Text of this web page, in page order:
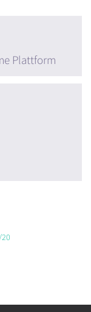
Plattform